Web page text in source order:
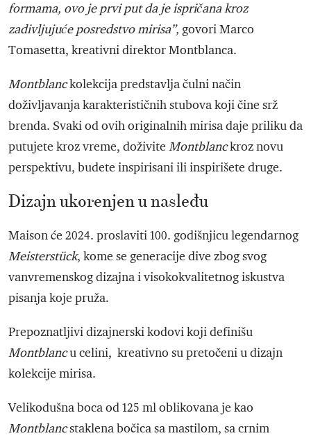
formama, ovo je prvi put da je ispričana kroz
zadivljujuće posredstvo mirisa”, govori Marco
Tomasetta, kreativni direktor Montblanca.
Montblanckolekcija predstavlja čulni način
doživljavanja karakterističnih stubova koji čine srž
brenda. Svaki od ovih originalnih mirisa daje priliku da
putujete kroz vreme, doživite Montblanckroz novu
perspektivu, budete inspirisani ili inspirišete druge.
Dizajn ukorenjen u nasleđu
Maison će 2024. proslaviti 100. godišnjicu legendarnog
Meisterstück, kome se generacije dive zbog svog
vanvremenskog dizajna i visokokvalitetnog iskustva
pisanja koje pruža.
Prepoznatljivi dizajnerski kodovi koji definišu
Montblancu celini, kreativno su pretočeni u dizajn
kolekcije mirisa.
Velikodušna boca od 125 ml oblikovana je kao
Montblancstaklena bočica sa mastilom, sa crnim